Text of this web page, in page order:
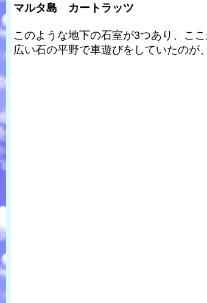
マルタ島 カートラッツ
このような地下の石室が3つあり、こ
広い石の平野で車遊びをしていたのが